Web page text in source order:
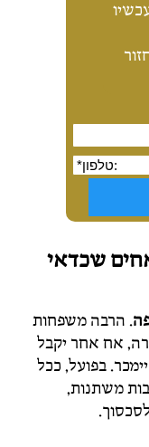
עכשיו
שכדאי
. הרבה משפחות
אח אחר יקבל
בפועל, ככל
משתנות,